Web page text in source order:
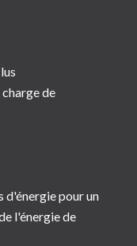
de
d'énergie pour un
l'énergie de